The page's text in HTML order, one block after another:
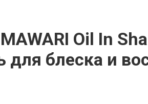
Oil In
блеска и